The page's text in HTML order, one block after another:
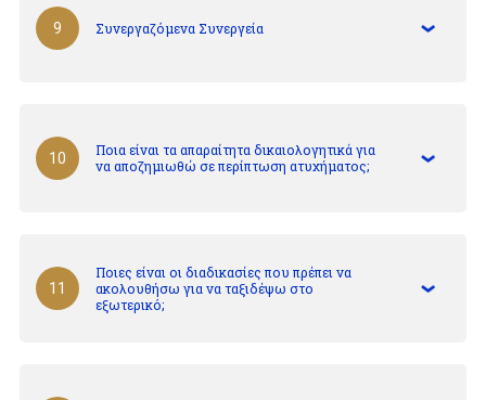
9 Συνεργαζόμενα Συνεργεία
10
Ποια είναι τα απαραίτητα δικαιολογητικά για
να αποζημιωθώ σε περίπτωση ατυχήματος;
11
Ποιες είναι οι διαδικασίες που πρέπει να
ακολουθήσω για να ταξιδέψω στο
εξωτερικό;